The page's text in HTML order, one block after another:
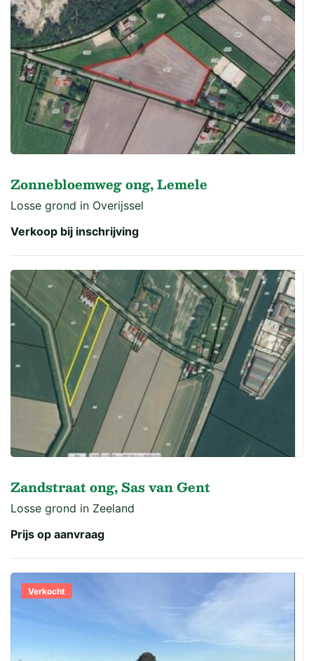
Zonnebloemweg ong, Lemele
Losse grond in Overijssel
Verkoop bij inschrijving
Zandstraat ong, Sas van Gent
Losse grond in Zeeland
Prijs op aanvraag
Verkocht